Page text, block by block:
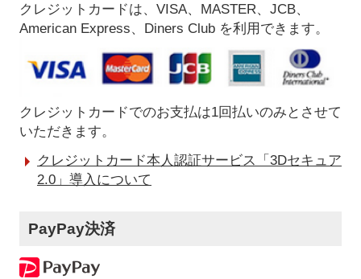
クレジットカードは、VISA、MASTER、JCB、
American Express、Diners Club を利用できます。
クレジットカードでのお支払は1回払いのみとさせて
いただきます。
クレジットカード本人認証サービス「3Dセキュア
2.0」導入について
PayPay決済